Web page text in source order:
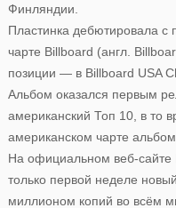
Финляндии.
Пластинка дебютировала с
чарте Billboard (англ.
позиции — в Billboard USA
Альбом оказался первым
американский Топ 10, в то
американском чарте
На официальном веб-сайте
только первой неделе
миллионом копий во всём